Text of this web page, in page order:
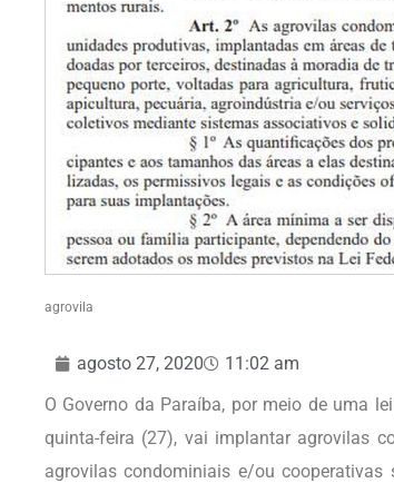
agrovila
agosto 27, 2020
11:02 am
O Governo da Paraíba, por meio de uma
quinta-feira (27), vai implantar agrovilas
agrovilas condominiais e/ou